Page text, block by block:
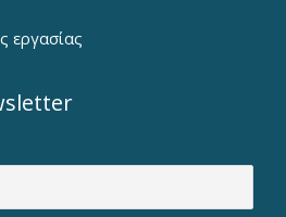
εργασίας